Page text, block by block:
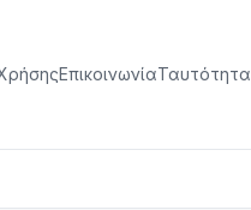
ΕπικοινωνίαΤαυτότητα